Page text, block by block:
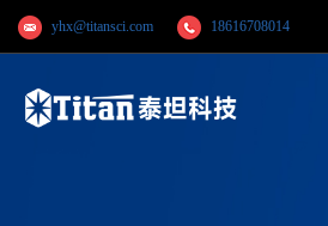
yhx@titansci.com 18616708014